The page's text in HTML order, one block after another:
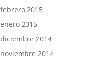
febrero 2015
enero 2015
diciembre 2014
noviembre 2014